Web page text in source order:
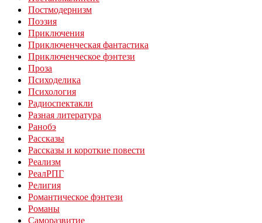
Постмодернизм
Поэзия
Приключения
Приключенческая фантастика
Приключенческое фэнтези
Проза
Психоделика
Психология
Радиоспектакли
Разная литература
Ранобэ
Рассказы
Рассказы и короткие повести
Реализм
РеалРПГ
Религия
Романтическое фэнтези
Романы
Саморазвитие